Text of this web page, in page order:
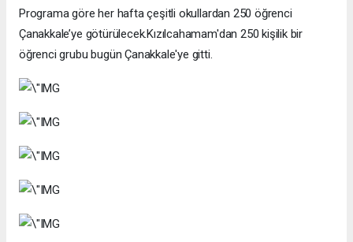
Programa göre her hafta çeşitli okullardan 250 öğrenci
Çanakkale’ye götürülecek.Kızılcahamam'dan 250 kişilik bir
öğrenci grubu bugün Çanakkale'ye gitti.